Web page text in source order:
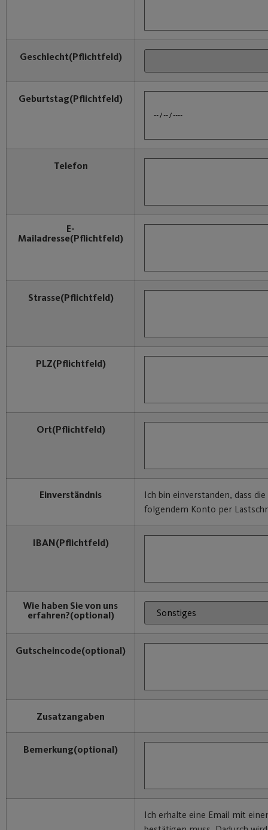
Geschlecht(Pflichtfeld)
Geburtstag(Pflichtfeld)
Telefon
E-
Mailadresse(Pflichtfeld)
Strasse(Pflichtfeld)
PLZ(Pflichtfeld)
Ort(Pflichtfeld)
Einverständnis
Ich bin einverstanden, dass
folgendem Konto per
IBAN(Pflichtfeld)
Wie haben Sie von uns
erfahren?(optional)
Gutscheincode(optional)
Zusatzangaben
Bemerkung(optional)
Ich erhalte eine Email mit